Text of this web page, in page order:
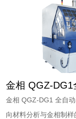
金相 QGZ-DG1 全自
向材料分析与金相制样